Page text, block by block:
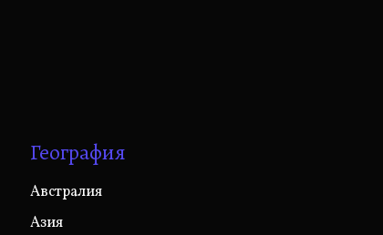
География
Австралия
Азия